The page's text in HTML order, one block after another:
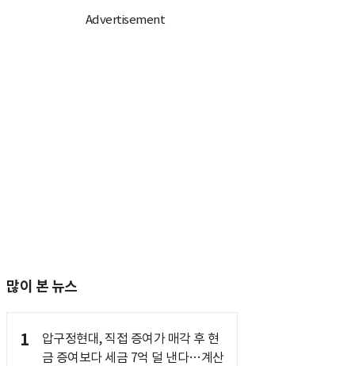
많이 본 뉴스
1
압구정현대, 직접 증여가 매각 후 현
금 증여보다 세금 7억 덜 낸다…계산